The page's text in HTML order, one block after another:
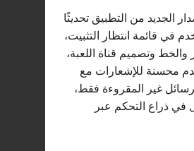
الجديد من التطبيق تحديثًا
في قائمة انتظار التثبيت،
والخط وتصميم قناة اللعبة،
محسنة للإشعارات مع
غير المقروءة فقط،
في ذراع التحكم عبر